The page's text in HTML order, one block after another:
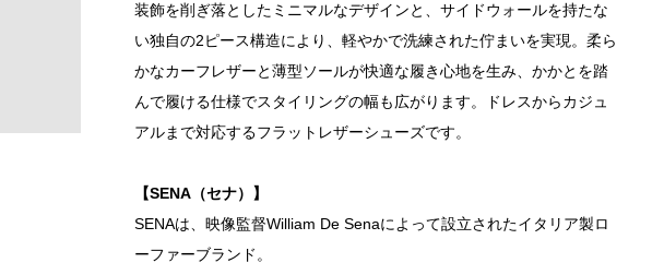
装飾を削ぎ落としたミニマルなデザインと、サイドウォールを持たな
い独自の2ピース構造により、軽やかで洗練された佇まいを実現。柔ら
かなカーフレザーと薄型ソールが快適な履き心地を生み、かかとを踏
んで履ける仕様でスタイリングの幅も広がります。ドレスからカジュ
アルまで対応するフラットレザーシューズです。
【SENA（セナ）】
SENAは、映像監督William De Senaによって設立されたイタリア製ロ
ーファーブランド。